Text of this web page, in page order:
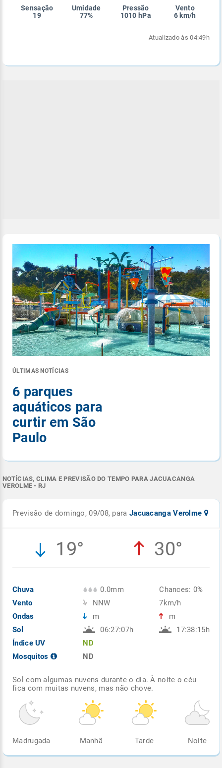
Sensação
19
Umidade
77%
Pressão
1010 hPa
Vento
6 km/h
Atualizado às 04:49h
ÚLTIMAS NOTÍCIAS
6 parques
aquáticos para
curtir em São
Paulo
NOTÍCIAS, CLIMA E PREVISÃO DO TEMPO PARA JACUACANGA
VEROLME - RJ
Previsão de domingo, 09/08, para Jacuacanga Verolme
19° 30°
Chuva
Vento
Ondas
Sol
Índice UV
Mosquitos
0.0mm
NNW
m
06:27:07h
ND
ND
Chances: 0%
7km/h
m
17:38:15h
Sol com algumas nuvens durante o dia. À noite o céu
fica com muitas nuvens, mas não chove.
Madrugada Manhã Tarde Noite
Enviar
Enviar
Enviar
Enviar
Enviar